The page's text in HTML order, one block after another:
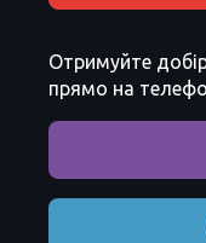
Отримуйте
прямо на